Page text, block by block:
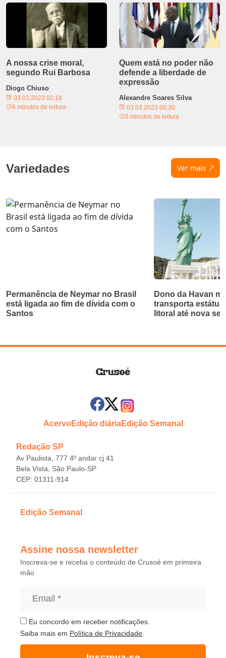
A nossa crise moral,
segundo Rui Barbosa
Diogo Chiuso
03.03.2023 02:18
6 minutos de leitura
Quem está no poder não
defende a liberdade de
expressão
Alexandre Soares Silva
03.03.2023 00:30
5 minutos de leitura
Variedades Ver mais
Permanência de Neymar no Brasil
está ligada ao fim de dívida com o
Santos
Dono da Havan
transporta
litoral até nova
AcervoEdição diáriaEdição Semanal
Redação SP
Av Paulista, 777 4º andar cj 41
Bela Vista, São Paulo-SP
CEP: 01311-914
Edição Semanal
Assine nossa newsletter
Inscreva-se e receba o conteúdo de Crusoé em primeira
mão
Eu concordo em receber notificações.
Saiba mais em Política de Privacidade